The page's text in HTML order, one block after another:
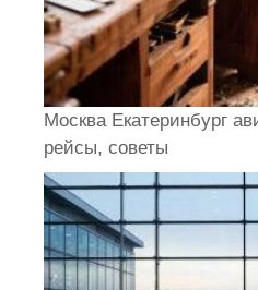
Москва Екатеринбург
рейсы, советы